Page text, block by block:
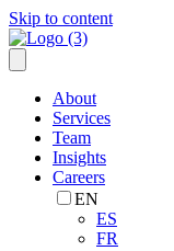
Skip to content
About
Services
Team
Insights
Careers
EN
ES
FR